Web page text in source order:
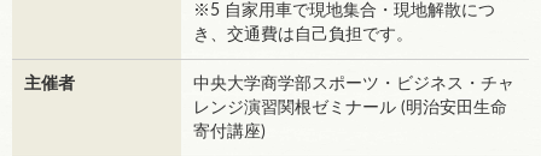
※5 自家用車で現地集合・現地解散につ
き、交通費は自己負担です。
主催者
中央大学商学部スポーツ・ビジネス・チャ
レンジ演習関根ゼミナール (明治安田生命
寄付講座)